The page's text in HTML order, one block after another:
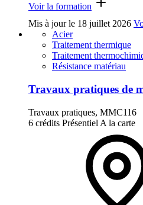
Voir la formation
Mis à jour le 18 juillet 2026
Acier
Traitement thermique
Traitement
Résistance matériau
Travaux pratiques de
Travaux pratiques, MMC116
6 crédits Présentiel A la carte